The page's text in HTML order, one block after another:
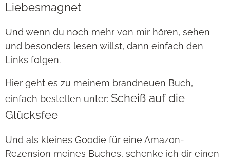
Liebesmagnet
Und wenn du noch mehr von mir hören, sehen
und besonders lesen willst, dann einfach den
Links folgen.
Hier geht es zu meinem brandneuen Buch,
einfach bestellen unter: Scheiß auf die
Glücksfee
Und als kleines Goodie für eine Amazon-
Rezension meines Buches, schenke ich dir einen